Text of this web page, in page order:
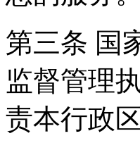
第三条 国
监督管理
责本行政